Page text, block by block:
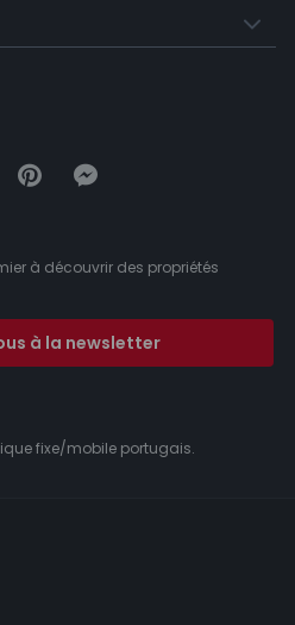
à découvrir des propriétés
à la newsletter
fixe/mobile portugais.